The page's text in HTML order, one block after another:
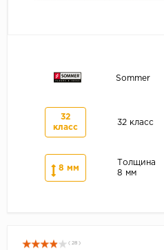
Sommer
32
класс
32 класс
8 мм
Толщина
8 мм
( 28 )